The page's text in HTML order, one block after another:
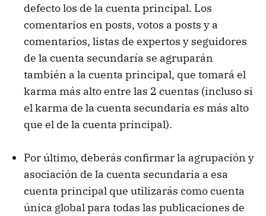
defecto los de la cuenta principal. Los
comentarios en posts, votos a posts y a
comentarios, listas de expertos y seguidores
de la cuenta secundaría se agruparán
también a la cuenta principal, que tomará el
karma más alto entre las 2 cuentas (incluso si
el karma de la cuenta secundaria es más alto
que el de la cuenta principal).
Por último, deberás confirmar la agrupación y
asociación de la cuenta secundaria a esa
cuenta principal que utilizarás como cuenta
única global para todas las publicaciones de